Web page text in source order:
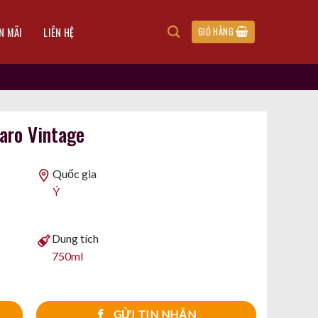
MÃI LIÊN HỆ GIỎ HÀNG
Vintage
Quốc gia
Ý
Dung tích
750ml
GỬI TIN NHẮN